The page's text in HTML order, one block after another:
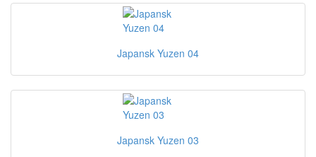
Japansk Yuzen 04
Japansk Yuzen 03